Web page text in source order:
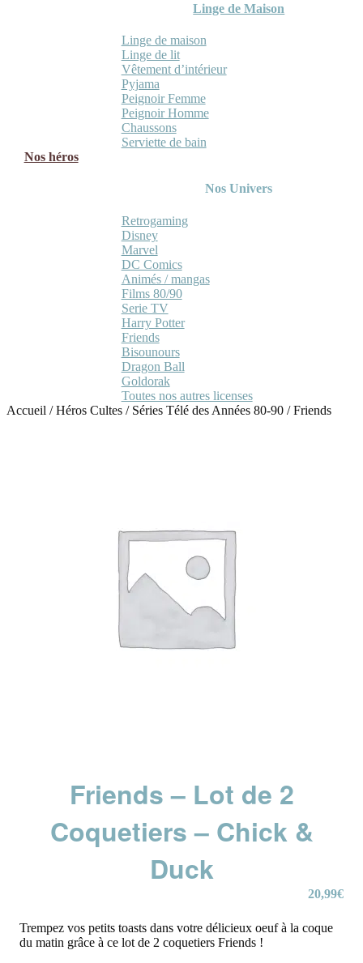
Linge de Maison
Linge de maison
Linge de lit
Vêtement d’intérieur
Pyjama
Peignoir Femme
Peignoir Homme
Chaussons
Serviette de bain
Nos héros
Nos Univers
Retrogaming
Disney
Marvel
DC Comics
Animés / mangas
Films 80/90
Serie TV
Harry Potter
Friends
Bisounours
Dragon Ball
Goldorak
Toutes nos autres licenses
Accueil /Héros Cultes / Séries Télé des Années 80-90 /Friends
Friends – Lot de 2
Coquetiers – Chick &
Duck
20,99€
Trempez vos petits toasts dans votre délicieux oeuf à la coque
du matin grâce à ce lot de 2 coquetiers Friends !